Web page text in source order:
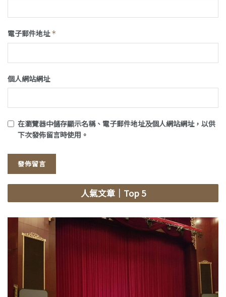
電子郵件地址*
個人網站網址
在瀏覽器中儲存顯示名稱、電子郵件地址及個人網站網址，以供
下次發佈留言時使用。
人氣文章｜Top 5